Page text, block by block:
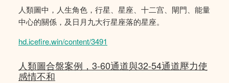
人類圖中，人生角色，行星、星座、十二宫、閘門、能量
中心的關係，及日月九大行星座落的星座。
hd.icefire.win/content/3491
人類圖合盤案例，3-60通道與32-54通道壓力使
感情不和